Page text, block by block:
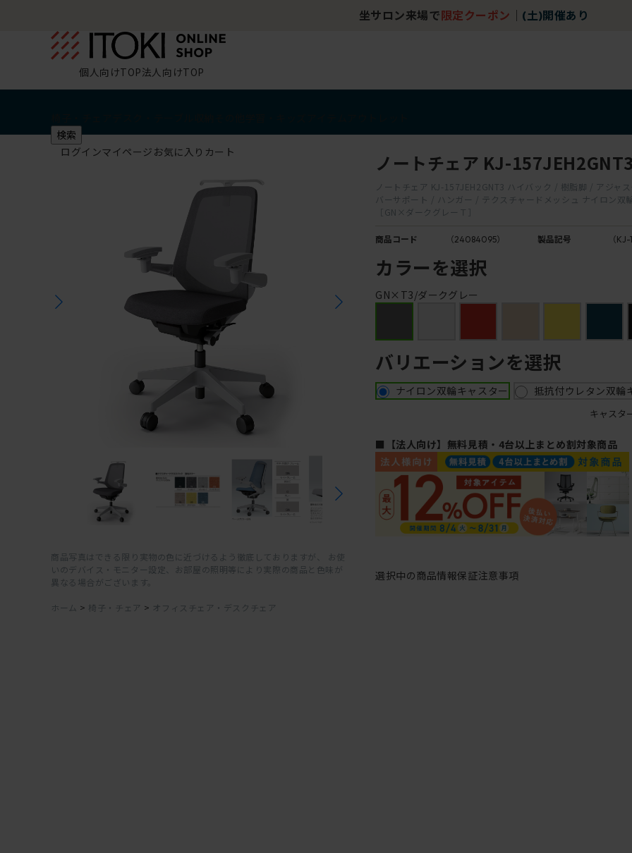
坐サロン来場で 限定クーポン (土)開催あり
個人向けTOP法人向けTOP
検索
ログインマイページ お気に入り カート
商品写真はできる限り実物の色に近づけるよう徹底しておりますが、 お使
いのデバイス・モニター設定、お部屋の照明等により実際の商品と色味が
異なる場合がございます。
ホーム > 椅子・チェア > オフィスチェア・デスクチェア
ノートチェア KJ-
ノートチェア KJ-157JEH2GNT3 ハイバック / 樹脂脚 / アジャ
バーサポート / ハンガー / テクスチャードメッシュ ナイロン双
［GN×ダークグレーＴ］
商品コード （24084095） 製品記号 （
カラーを選択
GN×T3/ダークグレー
バリエーションを選択
ナイロン双輪キャスター 抵抗付ウレタン双輪
キャスタ
■【法人向け】無料見積・4台以上まとめ割対象商品
選択中の商品情報保証注意事項